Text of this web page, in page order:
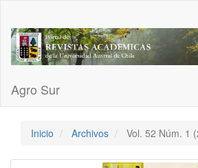
Contenido
principal
Barra
Agro Sur
Inicio Archivos Vol. 52 Núm. 1